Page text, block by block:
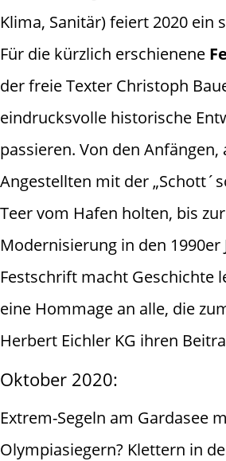
Klima, Sanitär) feiert 2020 ein
Für die kürzlich erschienene
der freie Texter Christoph
eindrucksvolle historische
passieren. Von den Anfängen,
Angestellten mit der
Teer vom Hafen holten, bis
Modernisierung in den 1990er
Festschrift macht Geschichte
eine Hommage an alle, die
Herbert Eichler KG ihren
Oktober 2020:
Extrem-Segeln am Gardasee
Olympiasiegern? Klettern in